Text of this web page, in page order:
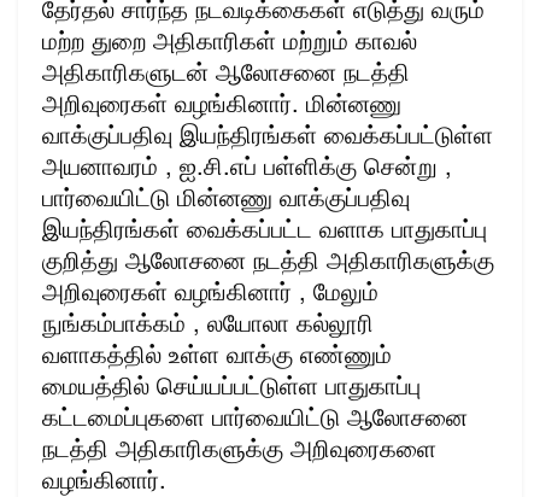
தேர்தல் சார்ந்த நடவடிக்கைகள் எடுத்து வரும்
மற்ற துறை அதிகாரிகள் மற்றும் காவல்
அதிகாரிகளுடன் ஆலோசனை நடத்தி
அறிவுரைகள் வழங்கினார். மின்னணு
வாக்குப்பதிவு இயந்திரங்கள் வைக்கப்பட்டுள்ள
அயனாவரம் , ஐ.சி.எப் பள்ளிக்கு சென்று ,
பார்வையிட்டு மின்னணு வாக்குப்பதிவு
இயந்திரங்கள் வைக்கப்பட்ட வளாக பாதுகாப்பு
குறித்து ஆலோசனை நடத்தி அதிகாரிகளுக்கு
அறிவுரைகள் வழங்கினார் , மேலும்
நுங்கம்பாக்கம் , லயோலா கல்லூரி
வளாகத்தில் உள்ள வாக்கு எண்ணும்
மையத்தில் செய்யப்பட்டுள்ள பாதுகாப்பு
கட்டமைப்புகளை பார்வையிட்டு ஆலோசனை
நடத்தி அதிகாரிகளுக்கு அறிவுரைகளை
வழங்கினார்.